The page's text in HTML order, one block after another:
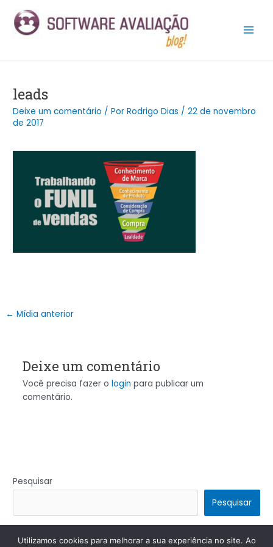
para
leads
Deixe um comentário / PorRodrigo Dias /22 de novembro
de 2017
navigation
← Mídia anterior
Deixe um comentário
Você precisa fazer o login para publicar um
comentário.
Pesquisar
Pesquisar
Utilizamos cookies para melhorar a sua experiência no site. Ao